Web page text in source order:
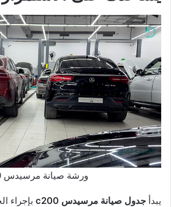
ورشة صيانة مرسيدس c200
يبدأ جدول صيانة مرسيدس c200